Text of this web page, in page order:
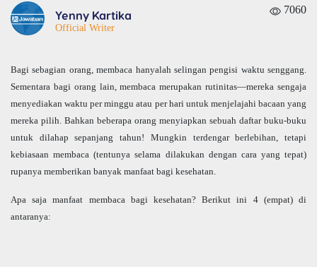
Yenny Kartika
Official Writer
7060
Bagi sebagian orang, membaca hanyalah selingan pengisi waktu senggang.
Sementara bagi orang lain, membaca merupakan rutinitas—mereka sengaja
menyediakan waktu per minggu atau per hari untuk menjelajahi bacaan yang
mereka pilih. Bahkan beberapa orang menyiapkan sebuah daftar buku-buku
untuk dilahap sepanjang tahun! Mungkin terdengar berlebihan, tetapi
kebiasaan membaca (tentunya selama dilakukan dengan cara yang tepat)
rupanya memberikan banyak manfaat bagi kesehatan.
Apa saja manfaat membaca bagi kesehatan? Berikut ini 4 (empat) di
antaranya: